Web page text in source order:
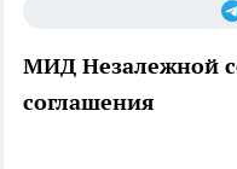
МИД Незалежной
соглашения